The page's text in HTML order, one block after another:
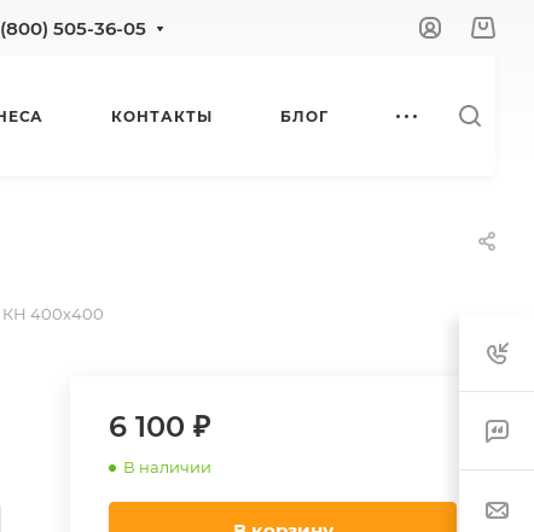
505-36-05
КОНТАКТЫ БЛОГ
КН 400х400
6 100 ₽
В наличии